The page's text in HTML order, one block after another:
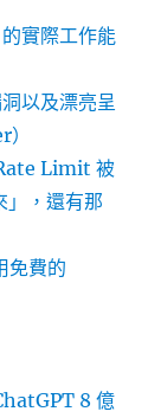
實際工作能
以及漂亮呈
Limit 被
，還有那
免費的
8 億